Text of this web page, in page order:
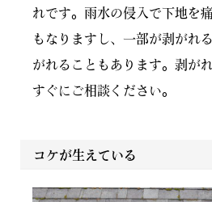
れです。雨水の侵入で下地を
もなりますし、一部が剥がれ
がれることもあります。剥が
すぐにご相談ください。
コケが生えている